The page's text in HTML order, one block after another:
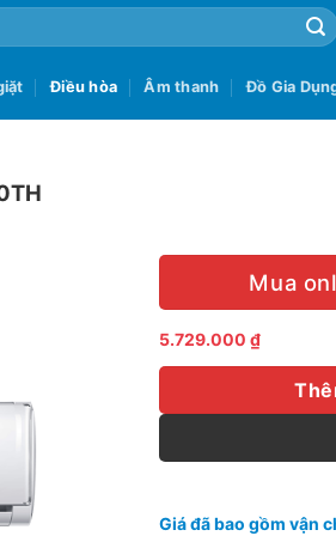
Điều hòa Âm thanh Đồ Gia
Mua
5.729.000 ₫
Giá đã bao gồm vận